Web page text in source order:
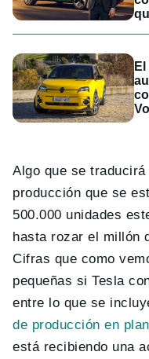
Algo que se
producción que se
500.000 unidades
hasta rozar el millón
Cifras que como
pequeñas si Tesla
entre lo que se
de producción en
está recibiendo una